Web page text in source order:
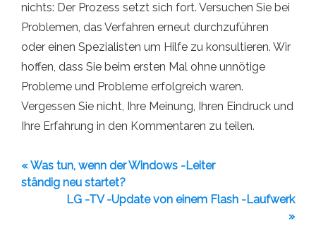
nichts: Der Prozess setzt sich fort. Versuchen Sie bei
Problemen, das Verfahren erneut durchzuführen
oder einen Spezialisten um Hilfe zu konsultieren. Wir
hoffen, dass Sie beim ersten Mal ohne unnötige
Probleme und Probleme erfolgreich waren.
Vergessen Sie nicht, Ihre Meinung, Ihren Eindruck und
Ihre Erfahrung in den Kommentaren zu teilen.
« Was tun, wenn der Windows -Leiter
ständig neu startet?
LG -TV -Update von einem Flash -Laufwerk
»